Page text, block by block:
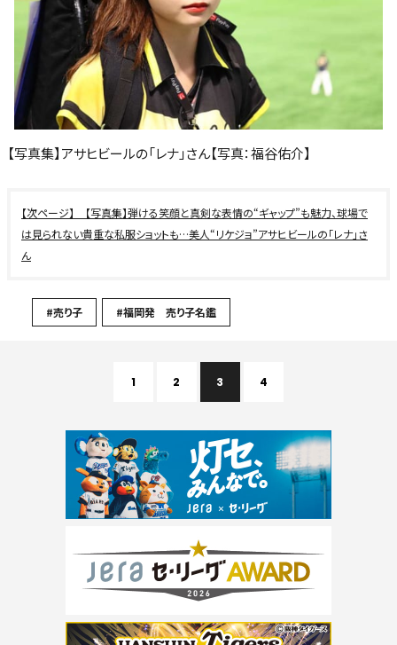
【写真集】アサヒビールの「レナ」さん【写真：福谷佑介】
【写真集】弾ける笑顔と真剣な表情の“ギャップ”も魅力、球場で
は見られない貴重な私服ショットも…美人“リケジョ”アサヒビールの「レナ」さ
ん
#売り子 #福岡発 売り子名鑑
1 2 3 4